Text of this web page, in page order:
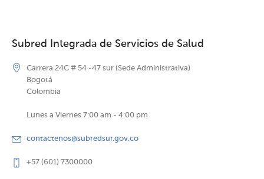
Subred Integrada de Servicios de Salud
Carrera 24C # 54 -47 sur (Sede Administrativa)
Bogotá
Colombia
Lunes a Viernes 7:00 am - 4:00 pm
contactenos@subredsur.gov.co
+57 (601) 7300000